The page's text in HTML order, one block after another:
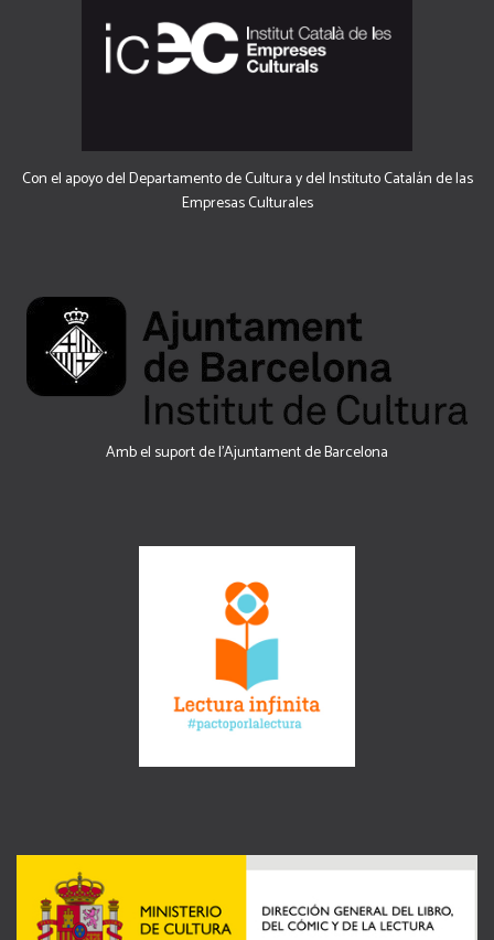
Con el apoyo del Departamento de Cultura y del Instituto Catalán de las
Empresas Culturales
Amb el suport de l’Ajuntament de Barcelona